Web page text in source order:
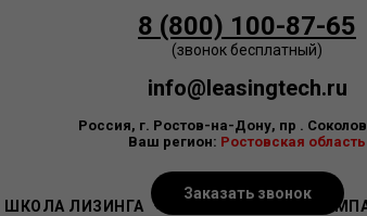
8 (800) 100-87-65
(звонок бесплатный)
info@leasingtech.ru
Россия, г. Ростов-на-Дону, пр .
Ваш регион: Ростовская область
Заказать звонок
ШКОЛА ЛИЗИНГА ЛИЗИНГОВЫЕ